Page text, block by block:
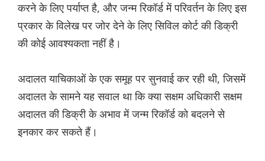
करने के लिए पर्याप्त है, और जन्म रिकॉर्ड में परिवर्तन के लिए इस
प्रकार के विलेख पर जोर देने के लिए सिविल कोर्ट की डिक्री
की कोई आवश्यकता नहीं है।
अदालत याचिकाओं के एक समूह पर सुनवाई कर रही थी, जिसमें
अदालत के सामने यह सवाल था कि क्या सक्षम अधिकारी सक्षम
अदालत की डिक्री के अभाव में जन्म रिकॉर्ड को बदलने से
इनकार कर सकते हैं।